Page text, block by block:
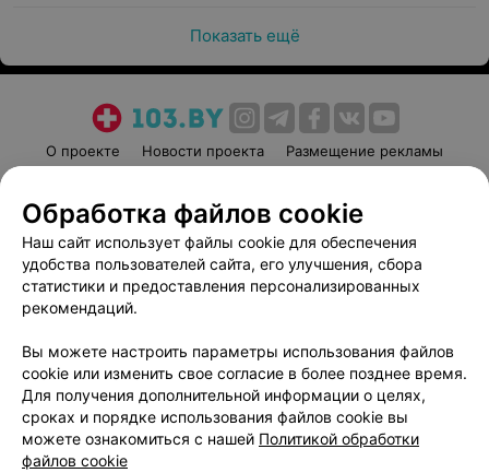
Показать ещё
О проекте Новости проекта
Размещение рекламы
Пользовательское соглашение
Способы оплаты
Вакансии
Партнеры
Написать руководителю 103.by
Обработка персональных данных
Обработка файлов cookie
Наш сайт использует файлы cookie для обеспечения
удобства пользователей сайта, его улучшения, сбора
статистики и предоставления персонализированных
рекомендаций.
Вы можете настроить параметры использования файлов
cookie или изменить свое согласие в более позднее время.
Для получения дополнительной информации о целях,
сроках и порядке использования файлов cookie вы
можете ознакомиться с нашей Политикой обработки
файлов cookie